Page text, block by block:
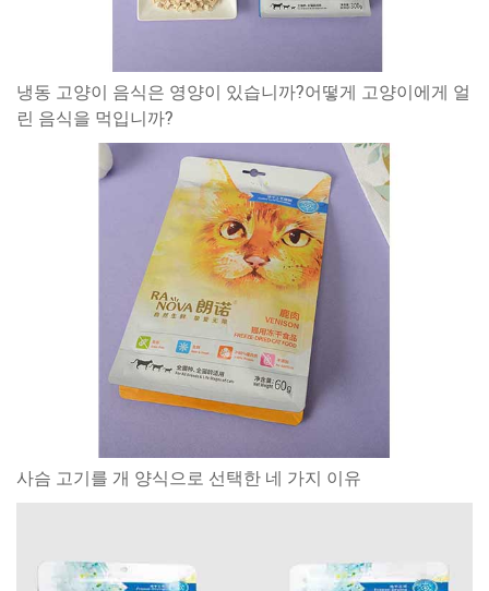
냉동 고양이 음식은 영양이 있습니까?어떻게 고양이에게 얼
린 음식을 먹입니까?
사슴 고기를 개 양식으로 선택한 네 가지 이유